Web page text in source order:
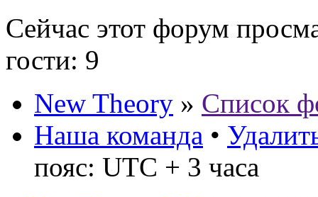
Сейчас этот форум
гости: 9
New Theory » Список
Наша команда •
пояс: UTC + 3 часа